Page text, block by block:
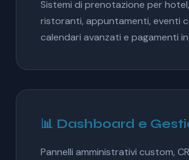
Sistemi di prenotazione per hotel,
ristoranti, appuntamenti, eventi
calendari avanzati e pagamenti
📊 Dashboard e
Pannelli amministrativi custom,